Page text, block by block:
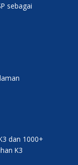
sebagai
dan 1000+
K3